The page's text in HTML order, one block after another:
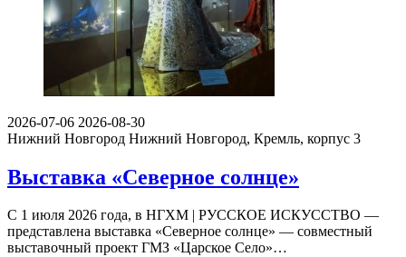
2026-07-06 2026-08-30
Нижний Новгород Нижний Новгород, Кремль, корпус 3
Выставка «Северное солнце»
С 1 июля 2026 года, в НГХМ | РУССКОЕ ИСКУССТВО —
представлена выставка «Северное солнце» — совместный
выставочный проект ГМЗ «Царское Село»…